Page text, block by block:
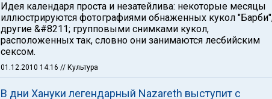
Идея календаря проста и незатейлива: некоторые месяцы
иллюстрируются фотографиями обнаженных кукол
другие &#8211; групповыми снимками кукол,
расположенных так, словно они занимаются лесбийским
сексом.
01.12.2010 14:16 // Культура
В дни Хануки легендарный Nazareth выступит с